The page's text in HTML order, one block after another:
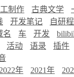
制作 古典文学
开发笔记
自研
名 车 开发
活动 语录
插件
2022年 2021年